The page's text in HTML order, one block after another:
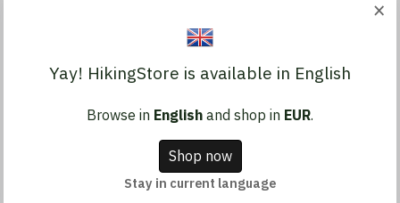
Corde de tente 3F UL Gear
4 mm
×
Yay! HikingStore is available in English
Browse in English and shop in EUR.
Shop now
Stay in current language